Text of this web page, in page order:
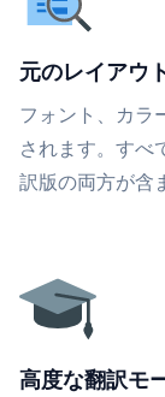
元のレイアウ
フォント、カラ
されます。すべ
訳版の両方が含
高度な翻訳モ